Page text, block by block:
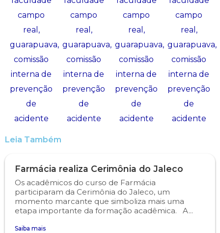
Leia Também
Farmácia realiza Cerimônia do Jaleco
Os acadêmicos do curso de Farmácia
participaram da Cerimônia do Jaleco, um
momento marcante que simboliza mais uma
etapa importante da formação acadêmica. A...
Saiba mais
Publicidade e Propaganda
Seguro Escolar
Sapien
Simulado Preparatório
Revistas Campo Real
WhatsApp Campo Real